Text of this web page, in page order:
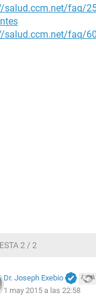
salud.ccm.net/faq/
salud.ccm.net/faq/
2 / 2
Dr. Joseph Exebio
1 may 2015 a las 22:58